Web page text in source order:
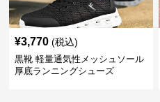
¥3,770 (税込)
黒靴 軽量通気性メッシュソール
厚底ランニングシューズ